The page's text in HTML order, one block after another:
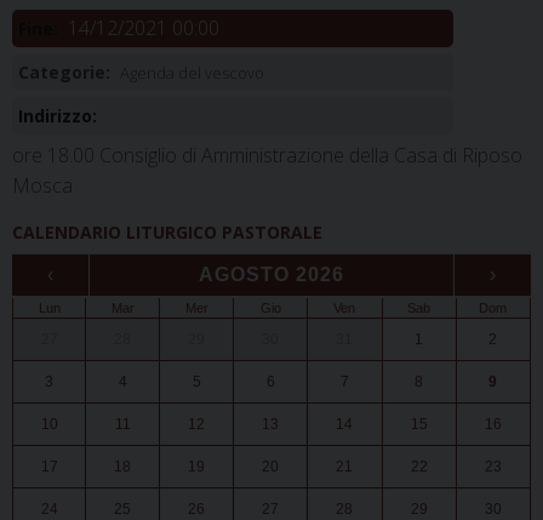
14/12/2021 00:00
Categorie:
Indirizzo:
ore 18.00 Consiglio di Amministrazione della Casa di Riposo
Mosca
CALENDARIO LITURGICO PASTORALE
‹ AGOSTO 2026 ›
Lun Mar Mer Gio Ven Sab Dom
1 2
3 4 5 6 7 8 9
10 11 12 13 14 15 16
17 18 19 20 21 22 23
24 25 26 27 28 29 30